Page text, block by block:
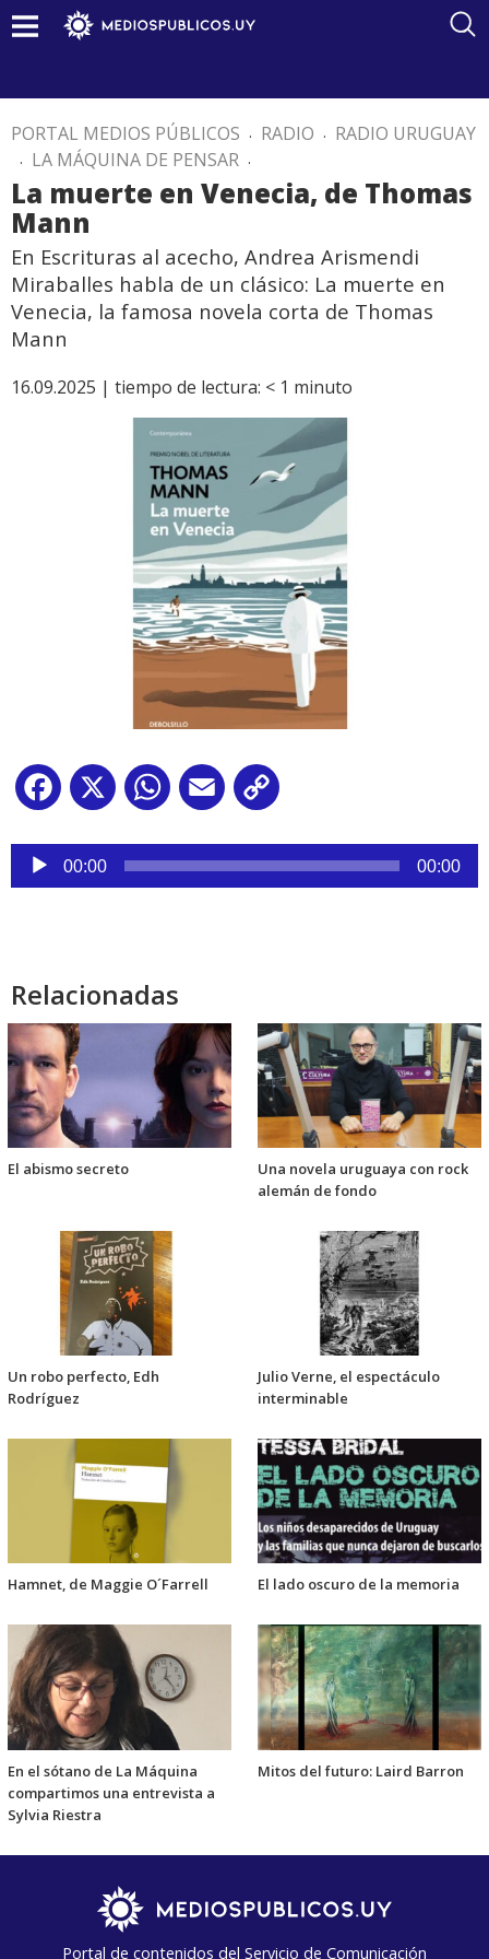
PORTAL MEDIOS PÚBLICOS . RADIO . RADIO URUGUAY
. LA MÁQUINA DE PENSAR .
La muerte en Venecia, de Thomas
Mann
En Escrituras al acecho, Andrea Arismendi
Miraballes habla de un clásico: La muerte en
Venecia, la famosa novela corta de Thomas
Mann
16.09.2025 | tiempo de lectura: < 1 minuto
Facebook
X WhatsApp
Email
Reproductor
audio
00:00 00:00
Relacionadas
El abismo secreto
Una novela uruguaya con rock
alemán de fondo
Un robo perfecto, Edh
Rodríguez
Julio Verne, el espectáculo
interminable
Hamnet, de Maggie O´Farrell El lado oscuro de la memoria
En el sótano de La Máquina
compartimos una entrevista a
Sylvia Riestra
Mitos del futuro: Laird Barron
Portal de contenidos del Servicio de Comunicación